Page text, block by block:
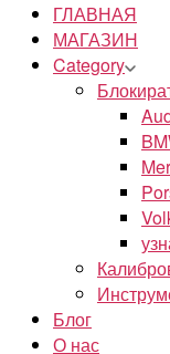
ГЛАВНАЯ
МАГАЗИН
Category
Блог
О нас